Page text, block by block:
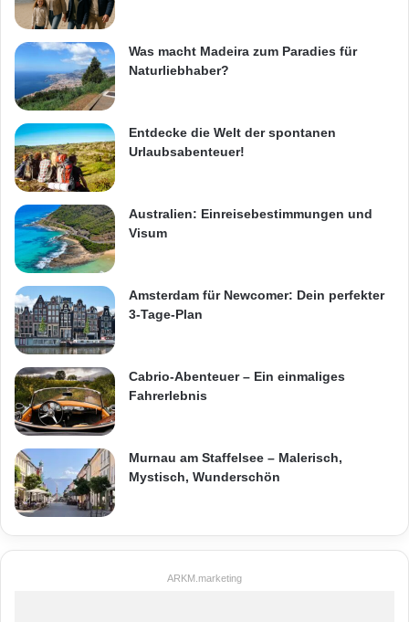
Was macht Madeira zum Paradies für
Naturliebhaber?
Entdecke die Welt der spontanen
Urlaubsabenteuer!
Australien: Einreisebestimmungen und
Visum
Amsterdam für Newcomer: Dein perfekter
3-Tage-Plan
Cabrio-Abenteuer – Ein einmaliges
Fahrerlebnis
Murnau am Staffelsee – Malerisch,
Mystisch, Wunderschön
ARKM.marketing